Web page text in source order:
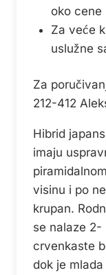
oko cene
Za veće
uslužne
Za
212-412
Hibrid
imaju
visinu i po
krupan.
se nalaze 2-
crvenkaste
dok je